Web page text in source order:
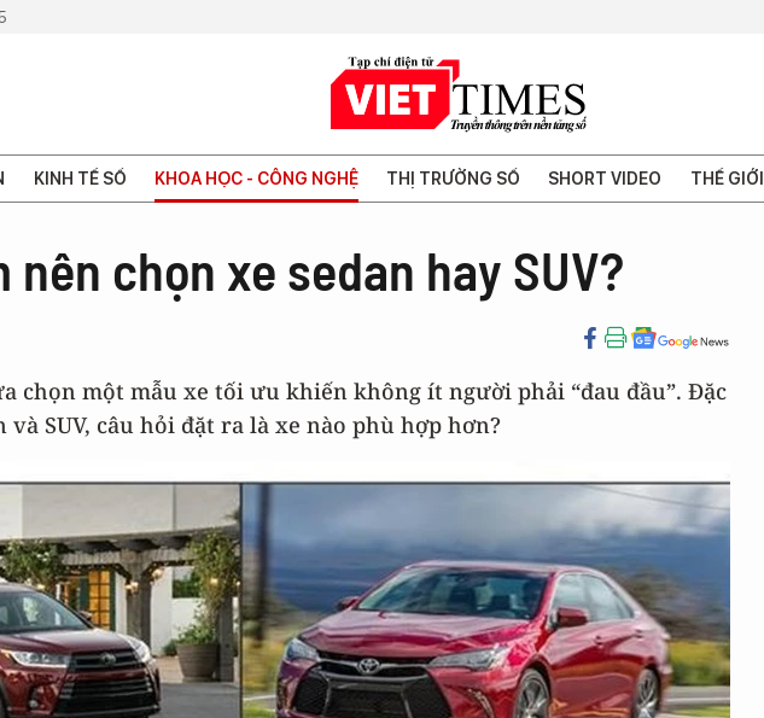
KINH TẾ SỐ KHOA HỌC - CÔNG NGHỆ THỊ TRƯỜNG SỐ SHORT VIDEO THẾ GIỚI
nên chọn xe sedan hay SUV?
chọn một mẫu xe tối ưu khiến không ít người phải “đau đầu”. Đặc
SUV, câu hỏi đặt ra là xe nào phù hợp hơn?